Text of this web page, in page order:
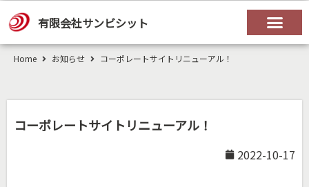
有限会社サンビシット
Home お知らせ コーポレートサイトリニューアル！
コーポレートサイトリニューアル！
2022-10-17